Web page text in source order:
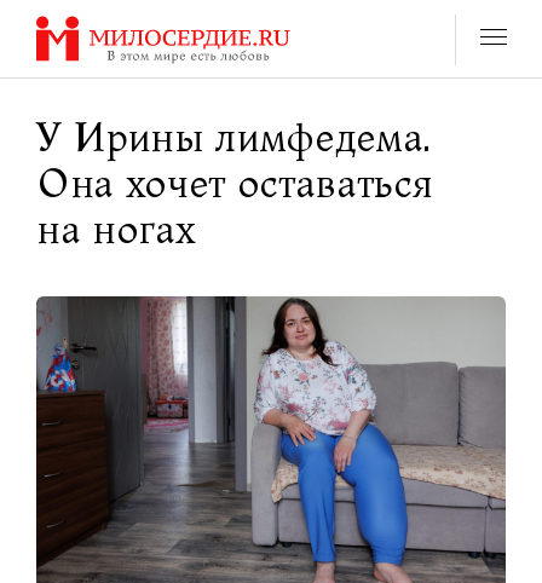
Перейти
содержанию
У Ирины лимфедема.
Она хочет оставаться
на ногах